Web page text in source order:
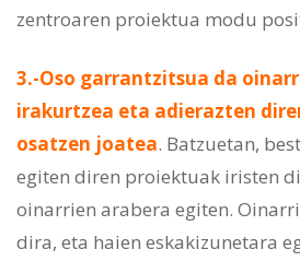
zentroaren proiektua modu
3.-Oso garrantzitsua da
irakurtzea eta adierazten
osatzen joatea. Batzuetan,
egiten diren proiektuak iristen
oinarrien arabera egiten.
dira, eta haien eskakizunetara